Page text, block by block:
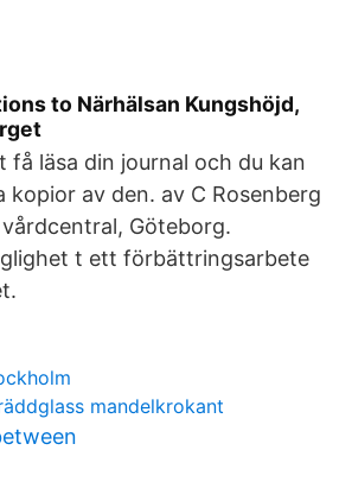
to Närhälsan Kungshöjd,
få läsa din journal och du kan
kopior av den. av C Rosenberg
Göteborg.
t ett förbättringsarbete
mandelkrokant